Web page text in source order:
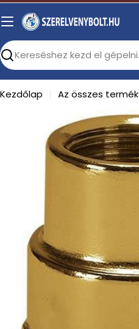
Skip
to
Search
Kezdőlap Az összes termék
media 0 in modal